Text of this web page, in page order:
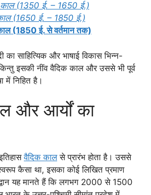
काल (1350 ई. – 1650 ई.)
काल (1650 ई. – 1850 ई.)
(1850 ई. से वर्तमान तक)
का साहित्यिक और भाषाई विकास भिन्न-
इसकी नींव वैदिक काल और उससे भी पूर्व
में निहित है।
और आर्यों का
वैदिक कालसे प्रारंभ होता है। उससे
कैसा था, इसका कोई लिखित प्रमाण
यह मानते हैं कि लगभग 2000 से 1500